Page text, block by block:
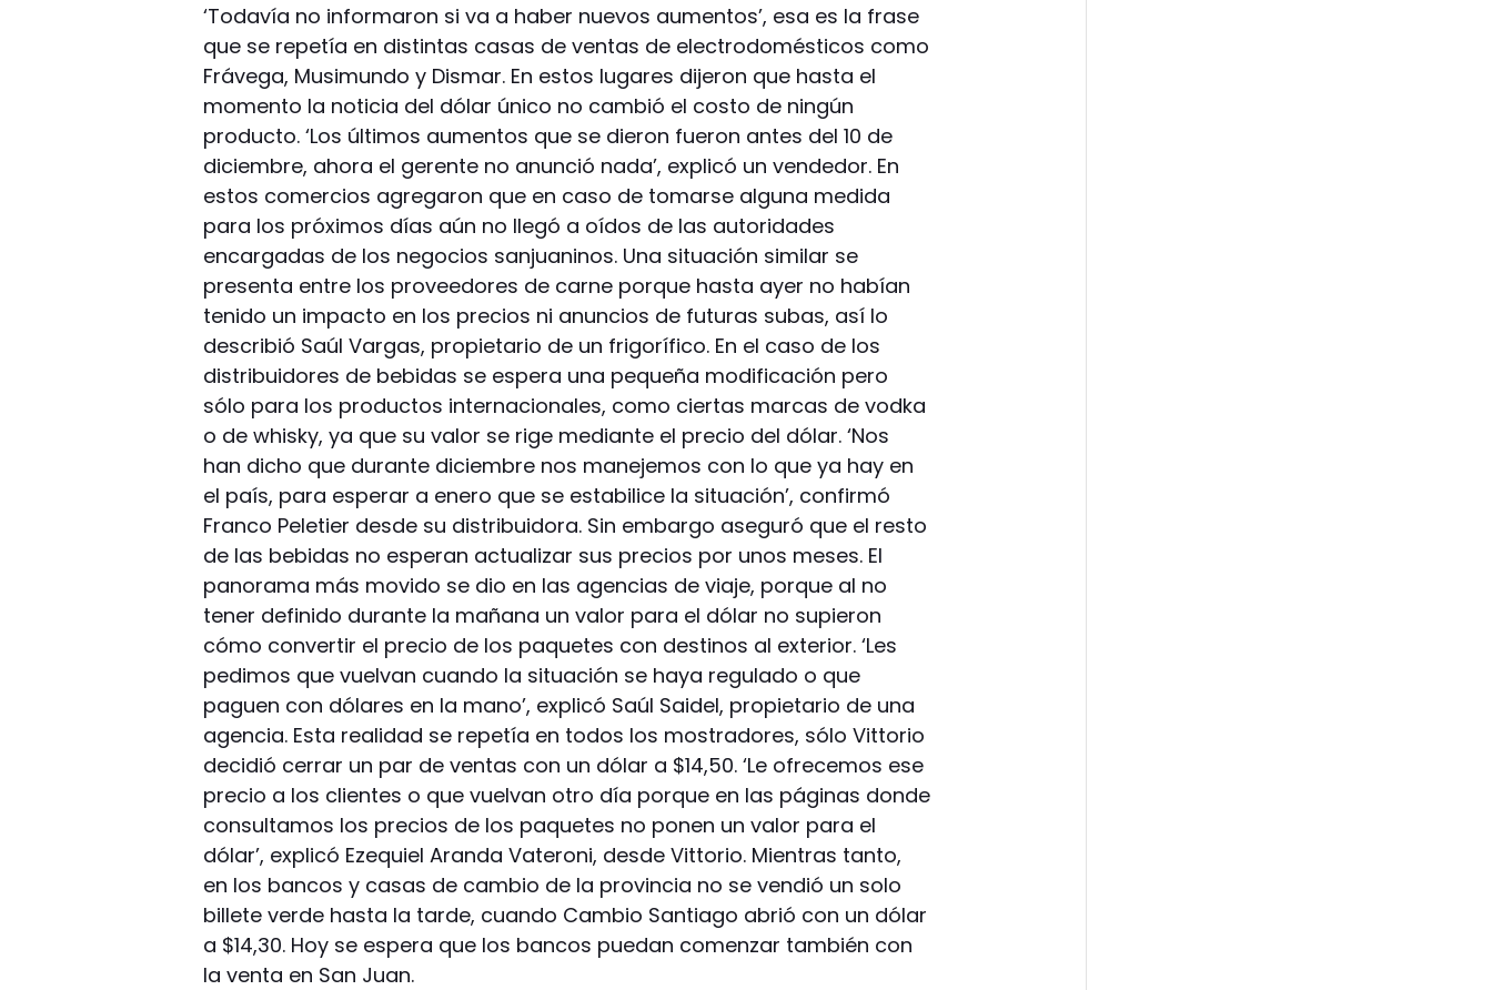
‘Todavía no informaron si va a haber nuevos aumentos’, esa es la frase
que se repetía en distintas casas de ventas de electrodomésticos como
Frávega, Musimundo y Dismar. En estos lugares dijeron que hasta el
momento la noticia del dólar único no cambió el costo de ningún
producto. ‘Los últimos aumentos que se dieron fueron antes del 10 de
diciembre, ahora el gerente no anunció nada’, explicó un vendedor. En
estos comercios agregaron que en caso de tomarse alguna medida
para los próximos días aún no llegó a oídos de las autoridades
encargadas de los negocios sanjuaninos. Una situación similar se
presenta entre los proveedores de carne porque hasta ayer no habían
tenido un impacto en los precios ni anuncios de futuras subas, así lo
describió Saúl Vargas, propietario de un frigorífico. En el caso de los
distribuidores de bebidas se espera una pequeña modificación pero
sólo para los productos internacionales, como ciertas marcas de vodka
o de whisky, ya que su valor se rige mediante el precio del dólar. ‘Nos
han dicho que durante diciembre nos manejemos con lo que ya hay en
el país, para esperar a enero que se estabilice la situación’, confirmó
Franco Peletier desde su distribuidora. Sin embargo aseguró que el resto
de las bebidas no esperan actualizar sus precios por unos meses. El
panorama más movido se dio en las agencias de viaje, porque al no
tener definido durante la mañana un valor para el dólar no supieron
cómo convertir el precio de los paquetes con destinos al exterior. ‘Les
pedimos que vuelvan cuando la situación se haya regulado o que
paguen con dólares en la mano’, explicó Saúl Saidel, propietario de una
agencia. Esta realidad se repetía en todos los mostradores, sólo Vittorio
decidió cerrar un par de ventas con un dólar a $14,50. ‘Le ofrecemos ese
precio a los clientes o que vuelvan otro día porque en las páginas donde
consultamos los precios de los paquetes no ponen un valor para el
dólar’, explicó Ezequiel Aranda Vateroni, desde Vittorio. Mientras tanto,
en los bancos y casas de cambio de la provincia no se vendió un solo
billete verde hasta la tarde, cuando Cambio Santiago abrió con un dólar
a $14,30. Hoy se espera que los bancos puedan comenzar también con
la venta en San Juan.